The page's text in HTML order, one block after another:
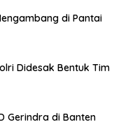
di Pantai
Didesak Bentuk Tim
Gerindra di Banten